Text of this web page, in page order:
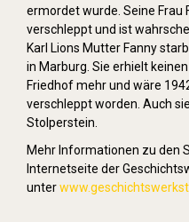
ermordet wurde. Seine
verschleppt und ist
Karl Lions Mutter Fanny
in Marburg. Sie erhielt
Friedhof mehr und wäre
verschleppt worden. Auch
Stolperstein.
Mehr Informationen zu den
Internetseite der
unter